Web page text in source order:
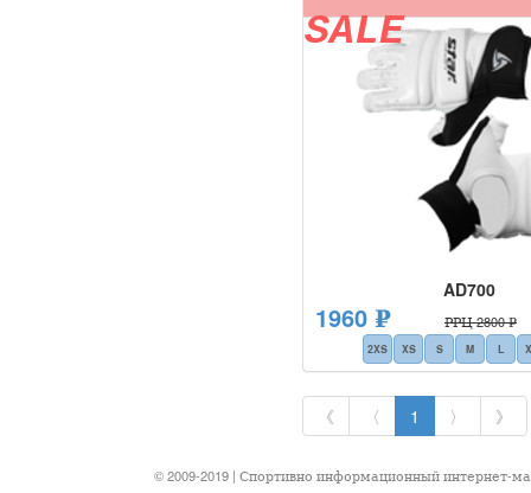
SALE
AD700
1960 ₽ РРЦ 2800 ₽
2XS XS S M L
《 〈 1 〉 》
© 2009-2019 | Спортивно информационный интернет-